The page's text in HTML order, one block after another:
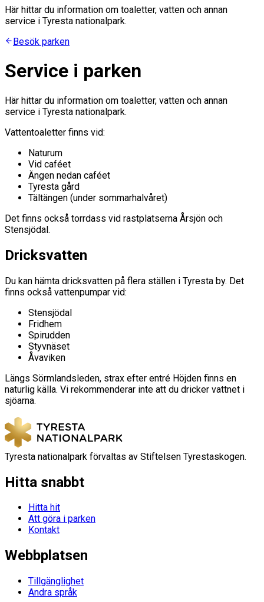
Här hittar du information om toaletter, vatten och annan
service i Tyresta nationalpark.
Besök parken
Service i parken
Här hittar du information om toaletter, vatten och annan
service i Tyresta nationalpark.
Vattentoaletter finns vid:
Naturum
Vid caféet
Ängen nedan caféet
Tyresta gård
Tältängen (under sommarhalvåret)
Det finns också torrdass vid rastplatserna Årsjön och
Stensjödal.
Dricksvatten
Du kan hämta dricksvatten på flera ställen i Tyresta by. Det
finns också vattenpumpar vid:
Stensjödal
Fridhem
Spirudden
Styvnäset
Åvaviken
Längs Sörmlandsleden, strax efter entré Höjden finns en
naturlig källa. Vi rekommenderar inte att du dricker vattnet i
sjöarna.
Tyresta nationalpark förvaltas av Stiftelsen Tyrestaskogen.
Hitta snabbt
Hitta hit
Att göra i parken
Kontakt
Webbplatsen
Tillgänglighet
Andra språk